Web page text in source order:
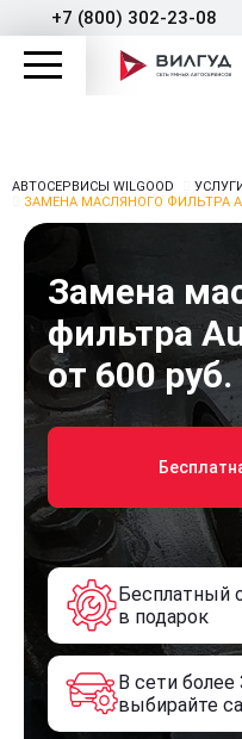
+7 (800) 302-23-08
АВТОСЕРВИСЫ WILGOOD
ЗАМЕНА МАСЛЯНОГО ФИЛЬТРА
Замена
фильтра
от 600 руб.
Бесплатный
в подарок
В сети более
выбирайте